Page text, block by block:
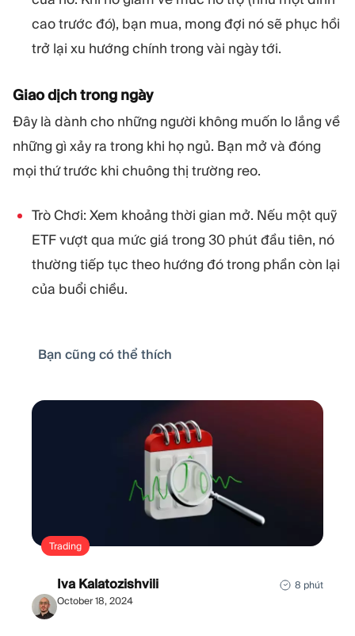
cao trước đó), bạn mua, mong đợi nó sẽ phục hồi
trở lại xu hướng chính trong vài ngày tới.
Giao dịch trong ngày
Đây là dành cho những người không muốn lo lắng về
những gì xảy ra trong khi họ ngủ. Bạn mở và đóng
mọi thứ trước khi chuông thị trường reo.
Trò Chơi: Xem khoảng thời gian mở. Nếu một quỹ
ETF vượt qua mức giá trong 30 phút đầu tiên, nó
thường tiếp tục theo hướng đó trong phần còn lại
của buổi chiều.
Bạn cũng có thể thích
Trading
Iva Kalatozishvili
October 18, 2024
8 phút